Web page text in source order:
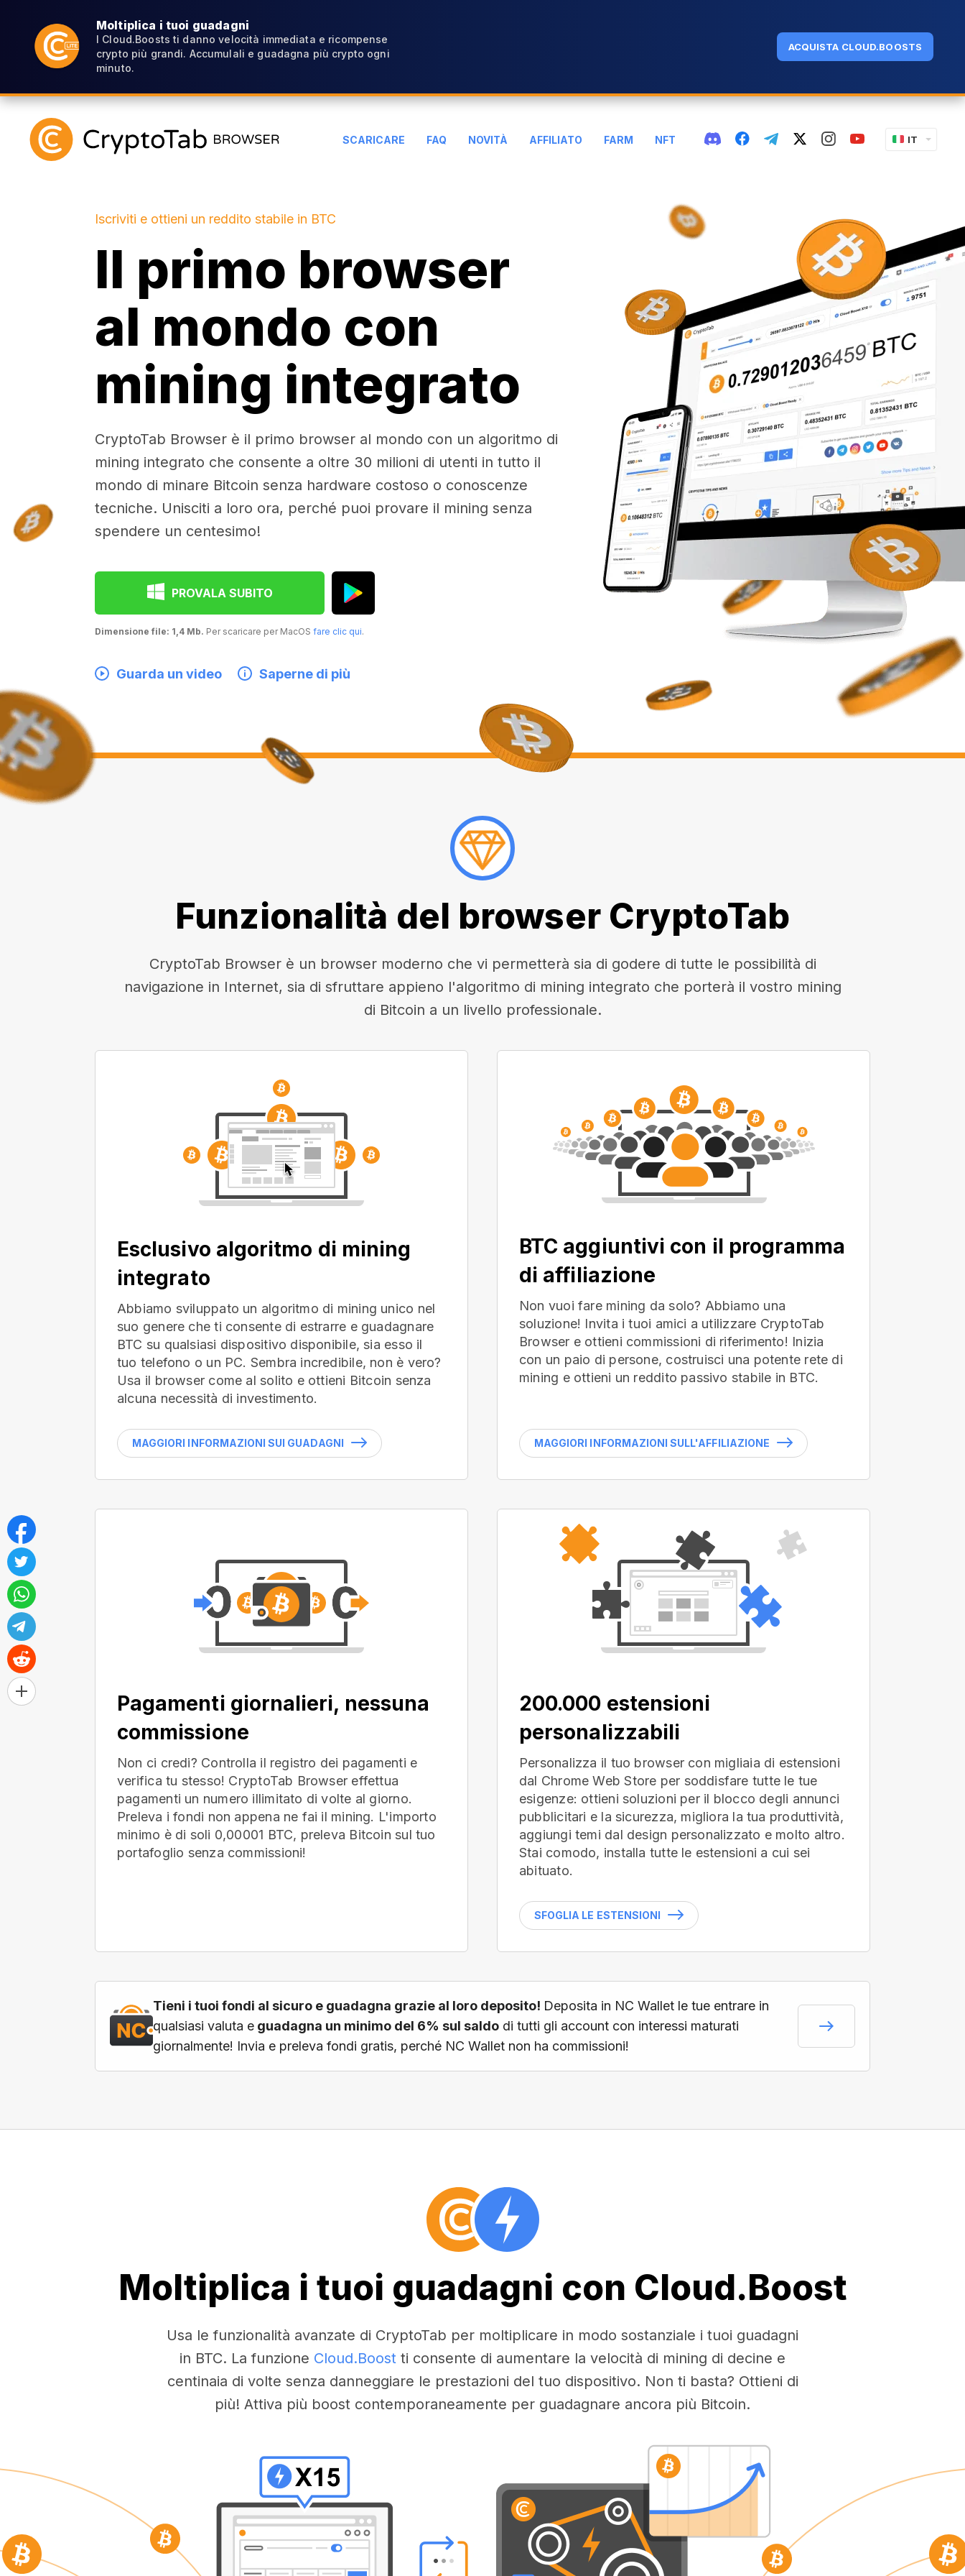
Moltiplica i tuoi guadagni
I Cloud.Boosts ti danno velocità immediata e ricompense
crypto più grandi. Accumulali e guadagna più crypto ogni
minuto.
ACQUISTA CLOUD.BOOSTS
SCARICARE FAQ NOVITÀ AFFILIATO FARM NFT IT
Iscriviti e ottieni un reddito stabile in BTC
Il primo browser
al mondo con
mining integrato
CryptoTab Browser è il primo browser al mondo con un algoritmo di
mining integrato che consente a oltre 30 milioni di utenti in tutto il
mondo di minare Bitcoin senza hardware costoso o conoscenze
tecniche. Unisciti a loro ora, perché puoi provare il mining senza
spendere un centesimo!
PROVALA SUBITO
Dimensione file: 1,4 Mb. Per scaricare per MacOS fare clic qui.
Guarda un video Saperne di più
Funzionalità del browser CryptoTab
CryptoTab Browser è un browser moderno che vi permetterà sia di godere di tutte le possibilità di
navigazione in Internet, sia di sfruttare appieno l'algoritmo di mining integrato che porterà il vostro mining
di Bitcoin a un livello professionale.
Esclusivo algoritmo di mining
integrato
Abbiamo sviluppato un algoritmo di mining unico nel
suo genere che ti consente di estrarre e guadagnare
BTC su qualsiasi dispositivo disponibile, sia esso il
tuo telefono o un PC. Sembra incredibile, non è vero?
Usa il browser come al solito e ottieni Bitcoin senza
alcuna necessità di investimento.
MAGGIORI INFORMAZIONI SUI GUADAGNI
BTC aggiuntivi con il programma
di affiliazione
Non vuoi fare mining da solo? Abbiamo una
soluzione! Invita i tuoi amici a utilizzare CryptoTab
Browser e ottieni commissioni di riferimento! Inizia
con un paio di persone, costruisci una potente rete di
mining e ottieni un reddito passivo stabile in BTC.
MAGGIORI INFORMAZIONI SULL'AFFILIAZIONE
Pagamenti giornalieri, nessuna
commissione
Non ci credi? Controlla il registro dei pagamenti e
verifica tu stesso! CryptoTab Browser effettua
pagamenti un numero illimitato di volte al giorno.
Preleva i fondi non appena ne fai il mining. L'importo
minimo è di soli 0,00001 BTC, preleva Bitcoin sul tuo
portafoglio senza commissioni!
200.000 estensioni
personalizzabili
Personalizza il tuo browser con migliaia di estensioni
dal Chrome Web Store per soddisfare tutte le tue
esigenze: ottieni soluzioni per il blocco degli annunci
pubblicitari e la sicurezza, migliora la tua produttività,
aggiungi temi dal design personalizzato e molto altro.
Stai comodo, installa tutte le estensioni a cui sei
abituato.
SFOGLIA LE ESTENSIONI
Tieni i tuoi fondi al sicuro e guadagna grazie al loro deposito! Deposita in NC Wallet le tue entrare in
qualsiasi valuta e guadagna un minimo del 6% sul saldo di tutti gli account con interessi maturati
giornalmente! Invia e preleva fondi gratis, perché NC Wallet non ha commissioni!
Moltiplica i tuoi guadagni con Cloud.Boost
Usa le funzionalità avanzate di CryptoTab per moltiplicare in modo sostanziale i tuoi guadagni
in BTC. La funzione Cloud.Boost ti consente di aumentare la velocità di mining di decine e
centinaia di volte senza danneggiare le prestazioni del tuo dispositivo. Non ti basta? Ottieni di
più! Attiva più boost contemporaneamente per guadagnare ancora più Bitcoin.